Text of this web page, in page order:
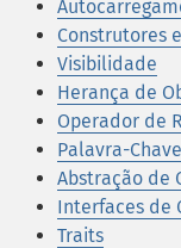
Construtores
Visibilidade
Herança de
Operador de
Palavra-
Abstração de
Interfaces de
Traits